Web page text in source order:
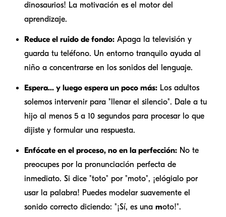
dinosaurios! La motivación es el motor del
aprendizaje.
Reduce el ruido de fondo: Apaga la televisión y
guarda tu teléfono. Un entorno tranquilo ayuda al
niño a concentrarse en los sonidos del lenguaje.
Espera... y luego espera un poco más: Los adultos
solemos intervenir para "llenar el silencio". Dale a tu
hijo al menos 5 a 10 segundos para procesar lo que
dijiste y formular una respuesta.
Enfócate en el proceso, no en la perfección: No te
preocupes por la pronunciación perfecta de
inmediato. Si dice "toto" por "moto", ¡elógialo por
usar la palabra! Puedes modelar suavemente el
sonido correcto diciendo: "¡Sí, es una moto!".